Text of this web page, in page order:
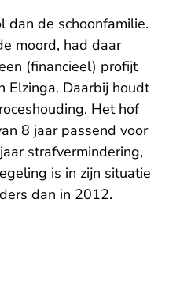
dan de schoonfamilie.
moord, had daar
(financieel) profijt
Elzinga. Daarbij houdt
Het hof
8 jaar passend voor
strafvermindering,
is in zijn situatie
dan in 2012.